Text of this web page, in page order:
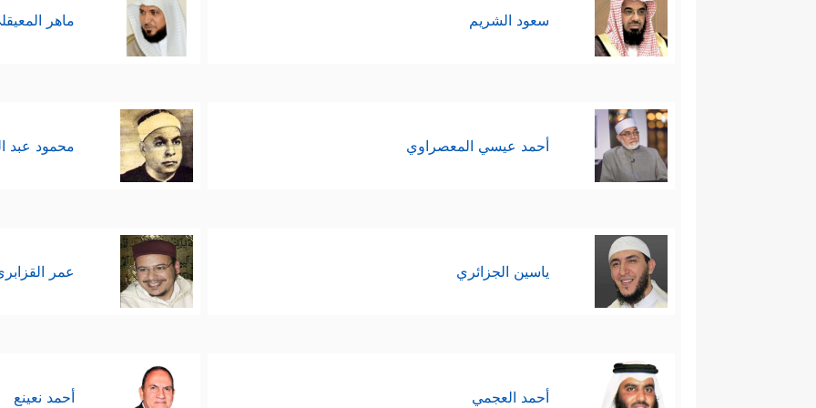
سعود الشريم ماهر
أحمد عيسي المعصراوي محمود عبد
ياسين الجزائري عمر
أحمد العجمي أحمد نعينع